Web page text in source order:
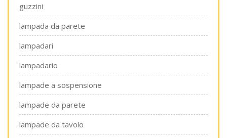
guzzini
lampada da parete
lampadari
lampadario
lampade a sospensione
lampade da parete
lampade da tavolo